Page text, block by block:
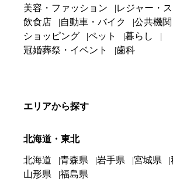
美容・ファッション
レジャー・
飲食店
自動車・バイク
公共機
ショッピング
ペット
暮らし
冠婚葬祭・イベント
歯科
エリアから探す
北海道・東北
北海道 青森県 岩手県 宮城県
山形県
福島県